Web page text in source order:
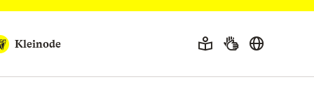
Kleinode